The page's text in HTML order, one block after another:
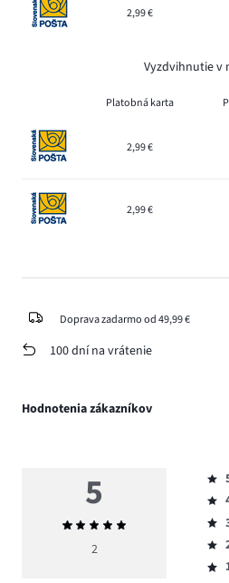
2,99 €
Vyzdvihnutie v
Platobná karta
2,99 €
2,99 €
Doprava zadarmo od 49,99 €
100 dní na vrátenie
Hodnotenia zákazníkov
5
Priemerné
hodnotenie
2
5,
2.
4,
3,
2,